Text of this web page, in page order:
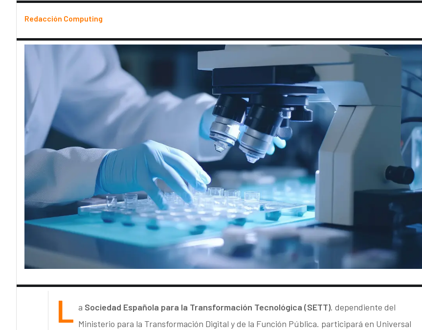
Redacción Computing
L a Sociedad Española para la Transformación Tecnológica (SETT). dependiente del
Ministerio para la Transformación Digital y de la Función Pública. participará en Universal
Beneficios